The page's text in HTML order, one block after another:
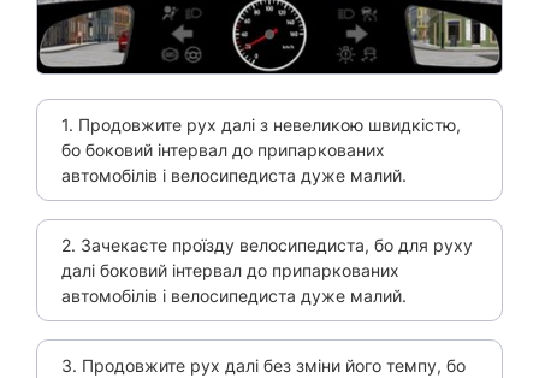
1. Продовжите рух далі з невеликою швидкістю,
бо боковий інтервал до припаркованих
автомобілів і велосипедиста дуже малий.
2. Зачекаєте проїзду велосипедиста, бо для руху
далі боковий інтервал до припаркованих
автомобілів і велосипедиста дуже малий.
3. Продовжите рух далі без зміни його темпу, бо